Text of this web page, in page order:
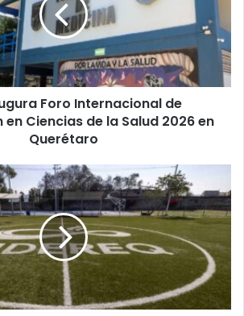
Foro Internacional de
Ciencias de la Salud 2026 en
Querétaro